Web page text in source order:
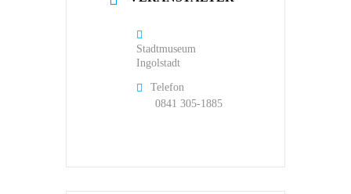
Stadtmuseum
Ingolstadt
Telefon
0841 305-1885